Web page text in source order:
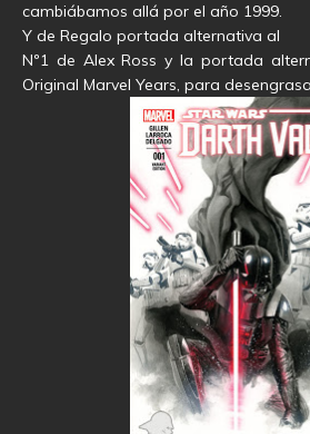
cambiábamos allá por el año 1999.
Y de Regalo portada alternativa al
Nº1 de Alex Ross y la portada
Original Marvel Years, para